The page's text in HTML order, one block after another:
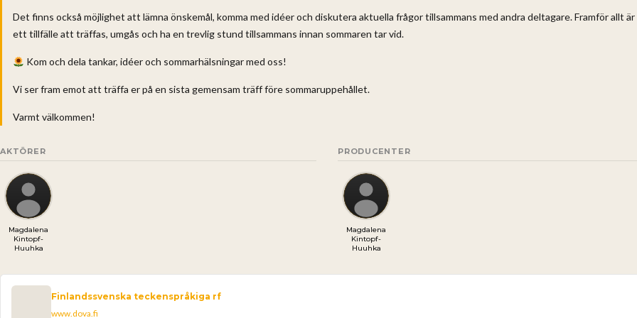
Det finns också möjlighet att lämna önskemål, komma med idéer och diskutera aktuella frågor tillsammans med andra deltagare. Framför allt
ett tillfälle att träffas, umgås och ha en trevlig stund tillsammans innan sommaren tar vid.
Kom och dela tankar, idéer och sommarhälsningar med oss!
Vi ser fram emot att träffa er på en sista gemensam träff före sommaruppehållet.
Varmt välkommen!
AKTÖRER
Magdalena
Kintopf-
Huuhka
PRODUCENTER
Magdalena
Kintopf-
Huuhka
Finlandssvenska teckenspråkiga rf
www.dova.fi